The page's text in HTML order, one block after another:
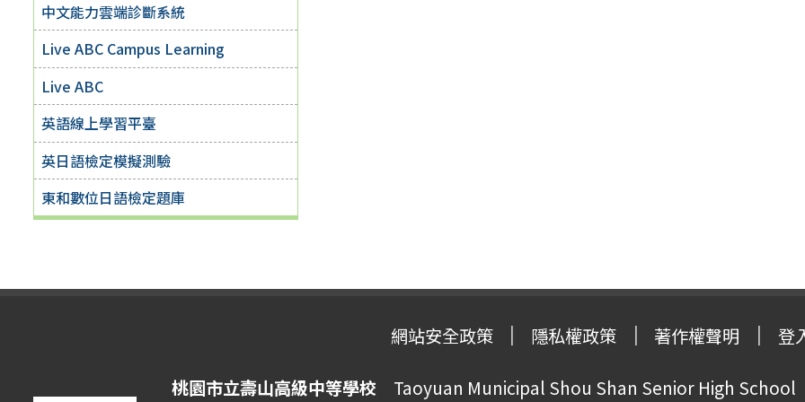
中文能力雲端診斷系統
Live ABC Campus Learning
Live ABC
英語線上學習平臺
英日語檢定模擬測驗
東和數位日語檢定題庫
網站安全政策 隱私權政策 著作權聲明 登
桃園市立壽山高級中等學校 Taoyuan Municipal Shou Shan Senior High School